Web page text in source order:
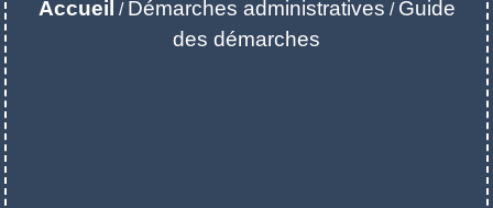
Accueil / Démarches administratives / Guide
des démarches